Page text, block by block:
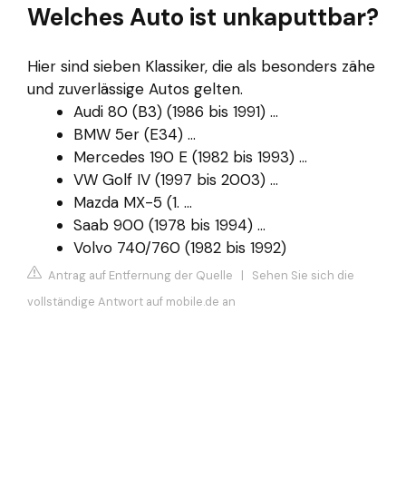
Welches Auto ist unkaputtbar?
Hier sind sieben Klassiker, die als besonders zähe
und zuverlässige Autos gelten.
Audi 80 (B3) (1986 bis 1991) ...
BMW 5er (E34) ...
Mercedes 190 E (1982 bis 1993) ...
VW Golf IV (1997 bis 2003) ...
Mazda MX-5 (1. ...
Saab 900 (1978 bis 1994) ...
Volvo 740/760 (1982 bis 1992)
Antrag auf Entfernung der Quelle | Sehen Sie sich die
vollständige Antwort auf mobile.de an